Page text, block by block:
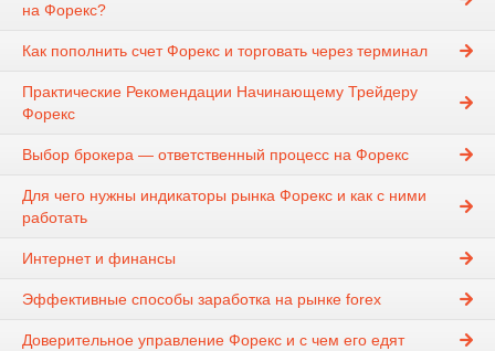
на Форекс?
Как пополнить счет Форекс и торговать через терминал
Практические Рекомендации Начинающему Трейдеру
Форекс
Выбор брокера — ответственный процесс на Форекс
Для чего нужны индикаторы рынка Форекс и как с ними
работать
Интернет и финансы
Эффективные способы заработка на рынке forex
Доверительное управление Форекс и с чем его едят